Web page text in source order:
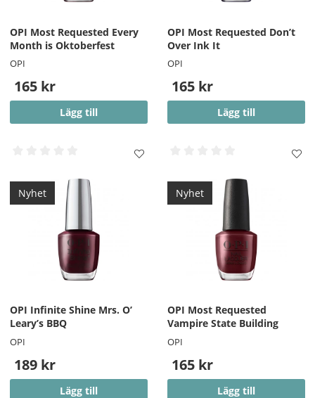
OPI Most Requested Every
Month is Oktoberfest
OPI
165 kr
Lägg till
OPI Most Requested Don’t
Over Ink It
OPI
165 kr
Lägg till
Nyhet
OPI Infinite Shine Mrs. O’
Leary’s BBQ
OPI
189 kr
Lägg till
Nyhet
OPI Most Requested
Vampire State Building
OPI
165 kr
Lägg till